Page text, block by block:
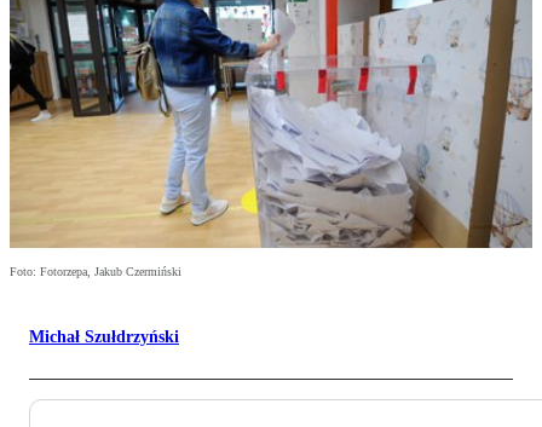
Foto: Fotorzepa, Jakub Czermiński
Michał Szułdrzyński